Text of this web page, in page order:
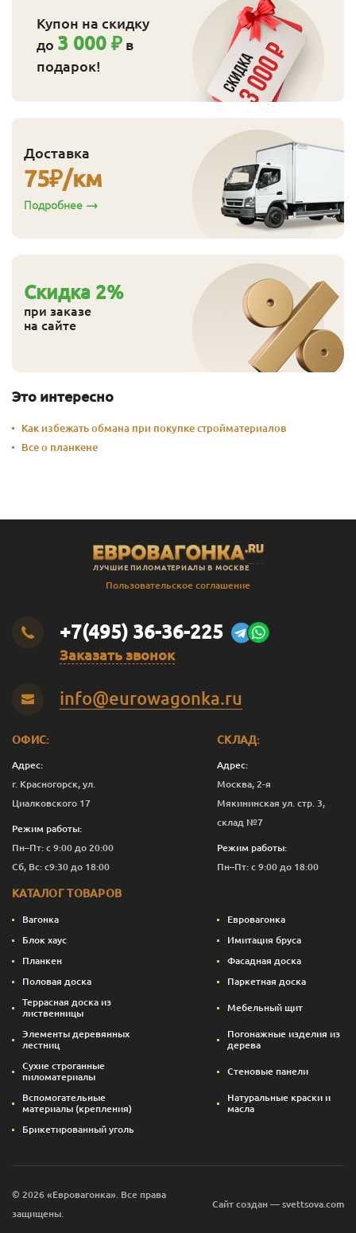
Купон на скидку
до 3 000 ₽ в
подарок!
Доставка
75₽/км
Подробнее
Cкидка 2%
при заказе
на сайте
Это интересно
Как избежать обмана при покупке стройматериалов
Все о планкене
ЛУЧШИЕ ПИЛОМАТЕРИАЛЫ В МОСКВЕ
Пользовательское соглашение
+7(495) 36-36-225
Заказать звонок
info@eurowagonka.ru
ОФИС:
Адрес:
г. Красногорск, ул.
Циалковского 17
Режим работы:
Пн–Пт: с 9:00 до 20:00
Сб, Вс: с9:30 до 18:00
СКЛАД:
Адрес:
Москва, 2-я
Мякининская ул. стр. 3,
склад №7
Режим работы:
Пн–Пт: с 9:00 до 18:00
КАТАЛОГ ТОВАРОВ
Вагонка
Евровагонка
Блок хаус
Имитация бруса
Планкен
Фасадная доска
Половая доска
Паркетная доска
Террасная доска из
лиственницы
Мебельный щит
Элементы деревянных
лестниц
Погонажные изделия из
дерева
Сухие строганные
пиломатериалы
Стеновые панели
Вспомогательные
материалы (крепления)
Натуральные краски и
масла
Брикетированный уголь
© 2026 «Евровагонка». Все права
защищены.
Сайт создан — svettsova.com